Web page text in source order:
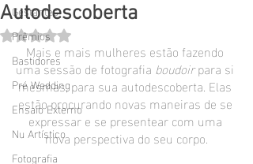
Gestantes
Prêmios
Bastidores
Pré Wedding
Ensaio Externo
Nu Artístico
Fotografia
Autodescoberta
Avaliado com NaN de 5 estrelas.
Mais e mais mulheres estão fazendo
uma sessão de fotografia boudoir para si
mesmas, para sua autodescoberta. Elas
estão procurando novas maneiras de se
expressar e se presentear com uma
nova perspectiva do seu corpo.